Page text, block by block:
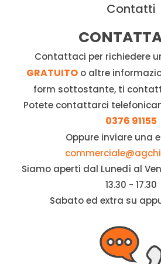
Contatti
Contattaci per richiedere
GRATUITO o altre
form sottostante, ti
Potete contattarci
0376 91155
Oppure inviare una
Siamo aperti dal Lunedì al
13.30 - 17.30
Sabato ed extra su